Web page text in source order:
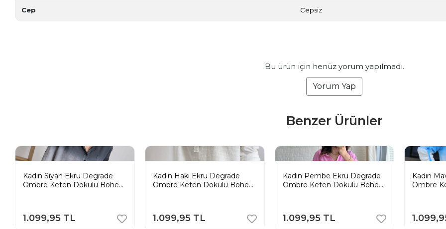
Cep Cepsiz
Bu ürün için henüz yorum yapılmadı.
Yorum Yap
Benzer Ürünler
Kadın Siyah Ekru Degrade
Ombre Keten Dokulu Bohem
1.099,95 TL
Kadın Haki Ekru Degrade
Ombre Keten Dokulu Bohem
1.099,95 TL
Kadın Pembe Ekru Degrade
Ombre Keten Dokulu Bohem
1.099,95 TL
Kadın
Ombre